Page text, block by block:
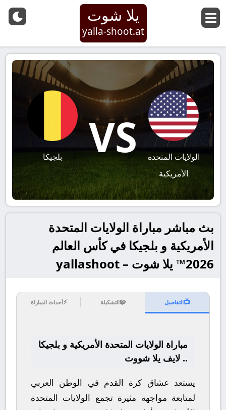
يلا شوت
yalla-shoot.at
الولايات المتحدة
الأمريكية
VS بلجيكا
بث مباشر مباراة الولايات المتحدة
الأمريكية و بلجيكا في كأس العالم
2026™ يلا شوت – yallashoot
📺التفاصيل 🧩التشكيلة ⚡أحداث المباراة
مباراة الولايات المتحدة الأمريكية و بلجيكا
.. لايف يلا شووت
يستعد عشاق كرة القدم في الوطن العربي
لمتابعة مواجهة مثيرة تجمع الولايات المتحدة